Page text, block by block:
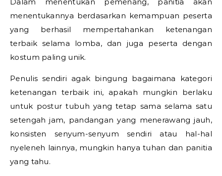
Dalam menentukan pemenang, panitia akan
menentukannya berdasarkan kemampuan peserta
yang berhasil mempertahankan ketenangan
terbaik selama lomba, dan juga peserta dengan
kostum paling unik.
Penulis sendiri agak bingung bagaimana kategori
ketenangan terbaik ini, apakah mungkin berlaku
untuk postur tubuh yang tetap sama selama satu
setengah jam, pandangan yang menerawang jauh,
konsisten senyum-senyum sendiri atau hal-hal
nyeleneh lainnya, mungkin hanya tuhan dan panitia
yang tahu.